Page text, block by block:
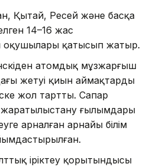
Қытай, Ресей және басқа
14–16 жас
оқушылары қатысып жатыр.
атомдық мұзжарғыш
жетуі қиын аймақтардың
жол тартты. Сапар
ғылымдары
арналған арнайы білім
іріктеу қорытындысы